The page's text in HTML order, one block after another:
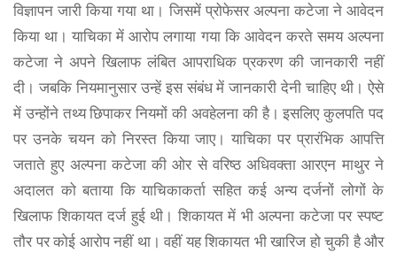
विज्ञापन जारी किया गया था। जिसमें प्रोफेसर अल्पना कटेजा ने आवेदन
किया था। याचिका में आरोप लगाया गया कि आवेदन करते समय अल्पना
कटेजा ने अपने खिलाफ लंबित आपराधिक प्रकरण की जानकारी नहीं
दी। जबकि नियमानुसार उन्हें इस संबंध में जानकारी देनी चाहिए थी। ऐसे
में उन्होंने तथ्य छिपाकर नियमों की अवहेलना की है। इसलिए कुलपति पद
पर उनके चयन को निरस्त किया जाए। याचिका पर प्रारंभिक आपत्ति
जताते हुए अल्पना कटेजा की ओर से वरिष्ठ अधिवक्ता आरएन माथुर ने
अदालत को बताया कि याचिकाकर्ता सहित कई अन्य दर्जनों लोगों के
खिलाफ शिकायत दर्ज हुई थी। शिकायत में भी अल्पना कटेजा पर स्पष्ट
तौर पर कोई आरोप नहीं था। वहीं यह शिकायत भी खारिज हो चुकी है और